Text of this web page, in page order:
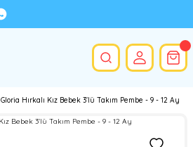
Gloria Hırkalı Kız Bebek 3'lü Takım Pembe - 9 - 12 Ay